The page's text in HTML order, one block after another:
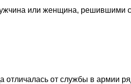
или женщина, решившими
отличалась от службы в армии